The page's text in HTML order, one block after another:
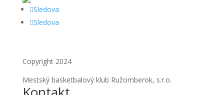
Sledova
Sledova
Copyright 2024
Mestský basketbalový klub Ružomberok, s.r.o.